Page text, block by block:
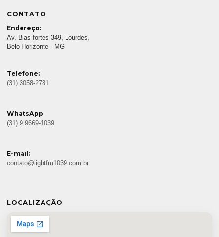
CONTATO
Endereço:
Av. Bias fortes 349, Lourdes,
Belo Horizonte - MG
Telefone:
(31) 3058-2781
WhatsApp:
(31) 9 9669-1039
E-mail:
contato@lightfm1039.com.br
LOCALIZAÇÃO